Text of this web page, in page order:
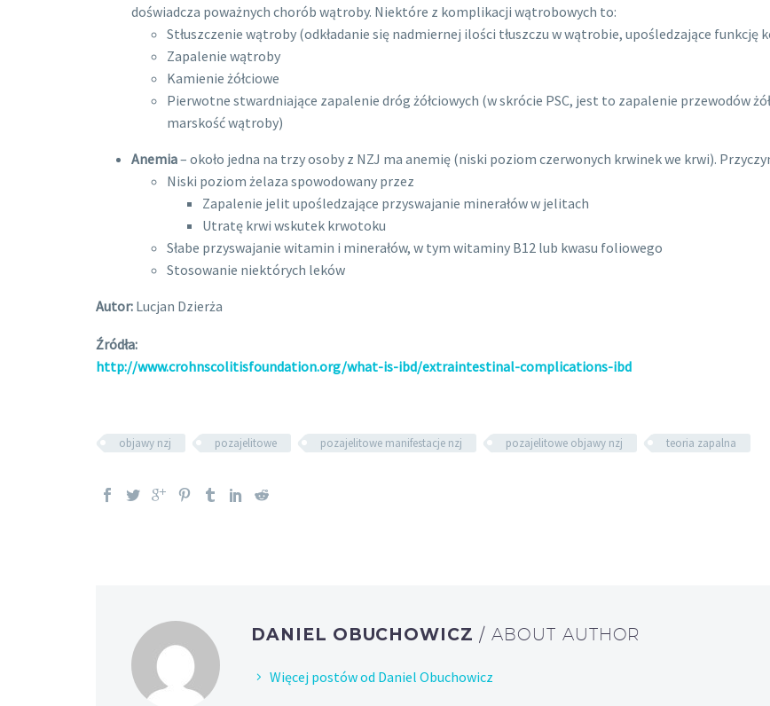
doświadcza poważnych chorób wątroby. Niektóre z komplikacji wątrobowych to:
Stłuszczenie wątroby (odkładanie się nadmiernej ilości tłuszczu w wątrobie, upośledzające funkcję
Zapalenie wątroby
Kamienie żółciowe
Pierwotne stwardniające zapalenie dróg żółciowych (w skrócie PSC, jest to zapalenie przewodów
marskość wątroby)
Anemia– około jedna na trzy osoby z NZJ ma anemię (niski poziom czerwonych krwinek we krwi).
Niski poziom żelaza spowodowany przez
Zapalenie jelit upośledzające przyswajanie minerałów w jelitach
Utratę krwi wskutek krwotoku
Słabe przyswajanie witamin i minerałów, w tym witaminy B12 lub kwasu foliowego
Stosowanie niektórych leków
Autor: Lucjan Dzierża
Źródła:
http://www.crohnscolitisfoundation.org/what-is-ibd/extraintestinal-complications-ibd
objawy nzj pozajelitowe pozajelitowe manifestacje nzj pozajelitowe objawy nzj teoria zapalna
DANIEL OBUCHOWICZ/ ABOUT AUTHOR
Więcej postów od Daniel Obuchowicz